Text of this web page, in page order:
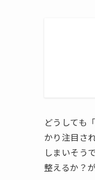
どうしても
かり注目さ
しまいそう
整えるか？